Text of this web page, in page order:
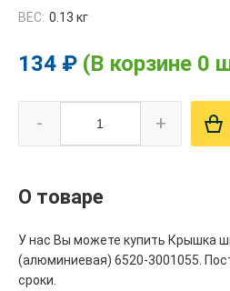
ВЕС: 0.13 кг
134 ₽ (В корзине 0
- +
О товаре
У нас Вы можете купить Крышка
(алюминиевая) 6520-3001055.
сроки.